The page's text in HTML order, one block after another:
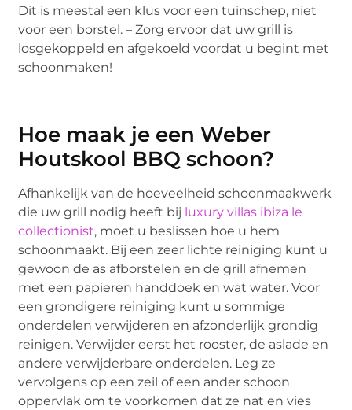
Dit is meestal een klus voor een tuinschep, niet
voor een borstel. – Zorg ervoor dat uw grill is
losgekoppeld en afgekoeld voordat u begint met
schoonmaken!
Hoe maak je een Weber
Houtskool BBQ schoon?
Afhankelijk van de hoeveelheid schoonmaakwerk
die uw grill nodig heeft bij luxury villas ibiza le
collectionist, moet u beslissen hoe u hem
schoonmaakt. Bij een zeer lichte reiniging kunt u
gewoon de as afborstelen en de grill afnemen
met een papieren handdoek en wat water. Voor
een grondigere reiniging kunt u sommige
onderdelen verwijderen en afzonderlijk grondig
reinigen. Verwijder eerst het rooster, de aslade en
andere verwijderbare onderdelen. Leg ze
vervolgens op een zeil of een ander schoon
oppervlak om te voorkomen dat ze nat en vies